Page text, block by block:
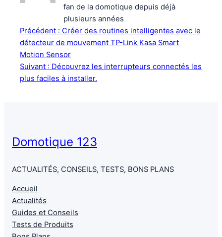
fan de la domotique depuis déjà
plusieurs années
Précédent : Créer des routines intelligentes avec le
détecteur de mouvement TP-Link Kasa Smart
Motion Sensor
Suivant : Découvrez les interrupteurs connectés les
plus faciles à installer.
Domotique 123
ACTUALITÉS, CONSEILS, TESTS, BONS PLANS
Accueil
Actualités
Guides et Conseils
Tests de Produits